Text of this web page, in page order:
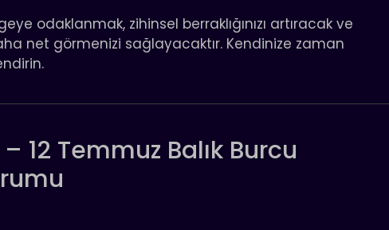
odaklanmak, zihinsel berraklığınızı artıracak ve
net görmenizi sağlayacaktır. Kendinize zaman
12 Temmuz Balık Burcu